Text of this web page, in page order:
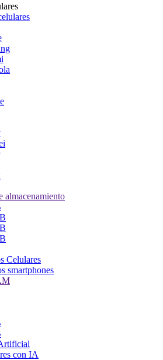
almacenamiento
Celulares
smartphones
con IA